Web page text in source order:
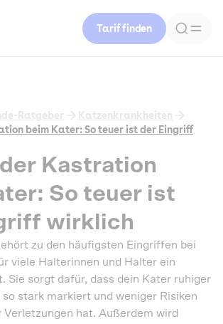
Tarif finden
Ratgeber
Katzenkrankheiten
beim Kater: So teuer ist der Eingriff
Kastration
So teuer ist
wirklich
zu den häufigsten Eingriffen bei
viele Halterinnen und Halter ein
Sie sorgt dafür, dass dein Kater ruhiger
stark markiert und weniger Risiken
hat. Außerdem wird